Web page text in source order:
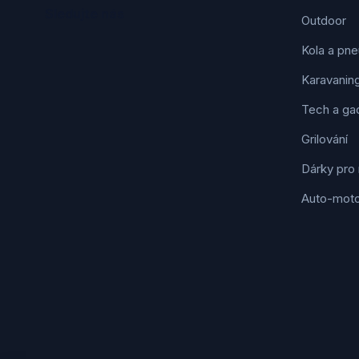
Outdoor
Kola a
Tech a
Grilování
Dárky pro
Auto-